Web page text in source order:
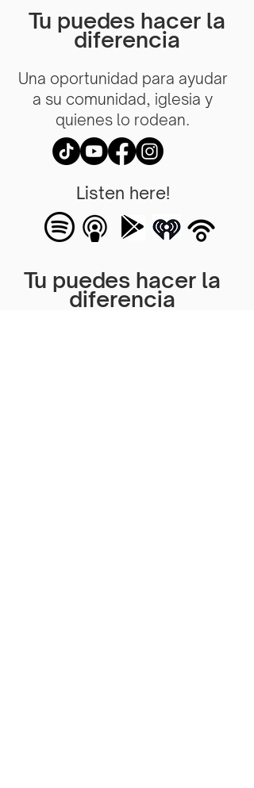
Tu puedes hacer la
diferencia
Una oportunidad para ayudar
a su comunidad, iglesia y
quienes lo rodean.
Listen here!
Tu puedes hacer la
diferencia